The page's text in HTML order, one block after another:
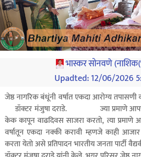
भास्कर सोनवणे
Upadted:12/06/2026
जेष्ठ नागरिक बंधूंनी वर्षात एकदा
डॉक्टर मंजुषा दराडे. ज्या प्रमाणे आपण
केक कापून वाढदिवस साजरा करतो, त्या प्रमाणे
वर्षातून एकदा नक्की करावी म्हणजे काही
करता येतो असे प्रतिपादन भारतीय जनता पार्टी